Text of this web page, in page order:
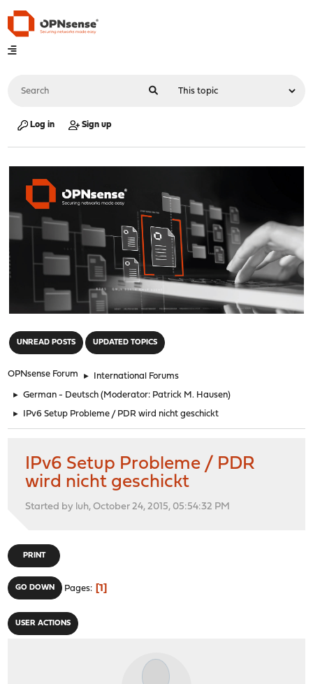
Log in Sign up
UNREAD POSTS UPDATED TOPICS
OPNsense Forum ► International Forums
► German - Deutsch (Moderator: Patrick M. Hausen)
► IPv6 Setup Probleme / PDR wird nicht geschickt
IPv6 Setup Probleme / PDR
wird nicht geschickt
Started by luh, October 24, 2015, 05:54:32 PM
PRINT
GO DOWN Pages 1
USER ACTIONS